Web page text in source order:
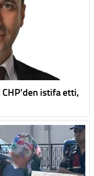
CHP'den istifa etti,